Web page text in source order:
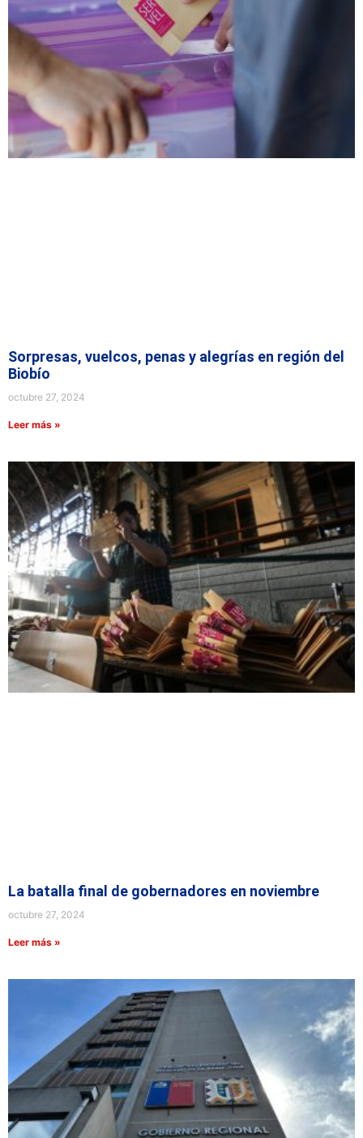
Sorpresas, vuelcos, penas y alegrías en región del
Biobío
octubre 27, 2024
Leer más »
La batalla final de gobernadores en noviembre
octubre 27, 2024
Leer más »